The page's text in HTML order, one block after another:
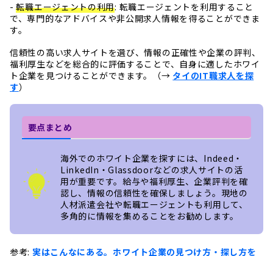
-転職エージェントの利用: 転職エージェントを利用すること
で、専門的なアドバイスや非公開求人情報を得ることができま
す。
信頼性の高い求人サイトを選び、情報の正確性や企業の評判、
福利厚生などを総合的に評価することで、自身に適したホワイ
ト企業を見つけることができます。（→ タイのIT職求人を探
す）
要点まとめ
海外でのホワイト企業を探すには、Indeed・
LinkedIn・Glassdoorなどの求人サイトの活
用が重要です。給与や福利厚生、企業評判を確
認し、情報の信頼性を確保しましょう。現地の
人材派遣会社や転職エージェントも利用して、
多角的に情報を集めることをお勧めします。
参考: 実はこんなにある。ホワイト企業の見つけ方・探し方を